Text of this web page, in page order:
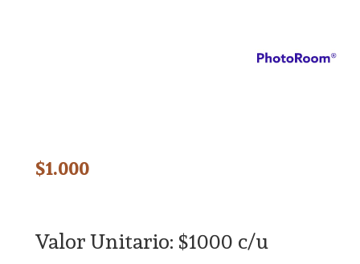
$1.000
Valor Unitario: $1000 c/u